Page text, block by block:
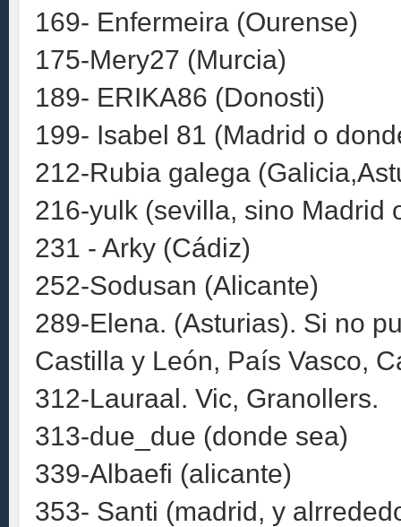
169- Enfermeira (Ourense)
175-Mery27 (Murcia)
189- ERIKA86 (Donosti)
199- Isabel 81 (Madrid o
212-Rubia galega
216-yulk (sevilla, sino Madrid
231 - Arky (Cádiz)
252-Sodusan (Alicante)
289-Elena. (Asturias). Si no
Castilla y León, País Vasco,
312-Lauraal. Vic, Granollers.
313-due_due (donde sea)
339-Albaefi (alicante)
353- Santi (madrid, y